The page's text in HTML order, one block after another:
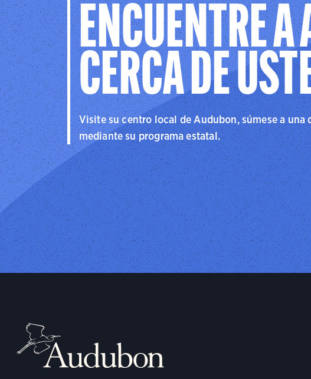
ENCUENTRE
CERCA DE
Visite su centro local de Audubon, súmese a una
mediante su programa estatal.